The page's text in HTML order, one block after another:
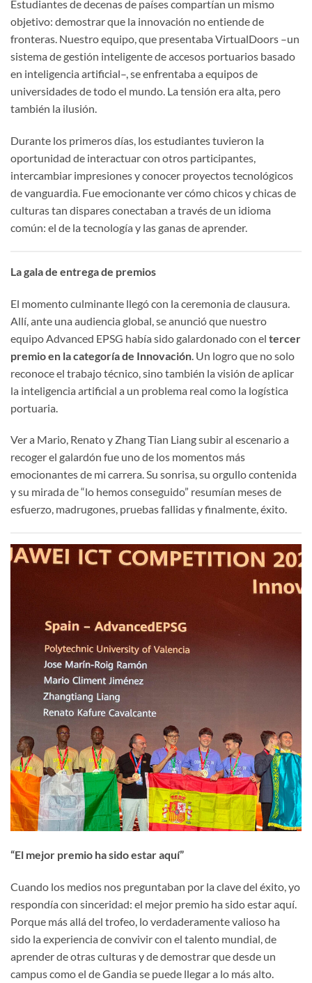
Estudiantes de decenas de países compartían un mismo
objetivo: demostrar que la innovación no entiende de
fronteras. Nuestro equipo, que presentaba VirtualDoors –un
sistema de gestión inteligente de accesos portuarios basado
en inteligencia artificial–, se enfrentaba a equipos de
universidades de todo el mundo. La tensión era alta, pero
también la ilusión.
Durante los primeros días, los estudiantes tuvieron la
oportunidad de interactuar con otros participantes,
intercambiar impresiones y conocer proyectos tecnológicos
de vanguardia. Fue emocionante ver cómo chicos y chicas de
culturas tan dispares conectaban a través de un idioma
común: el de la tecnología y las ganas de aprender.
La gala de entrega de premios
El momento culminante llegó con la ceremonia de clausura.
Allí, ante una audiencia global, se anunció que nuestro
equipo Advanced EPSG había sido galardonado con el tercer
premio en la categoría de Innovación . Un logro que no solo
reconoce el trabajo técnico, sino también la visión de aplicar
la inteligencia artificial a un problema real como la logística
portuaria.
Ver a Mario, Renato y Zhang Tian Liang subir al escenario a
recoger el galardón fue uno de los momentos más
emocionantes de mi carrera. Su sonrisa, su orgullo contenida
y su mirada de “lo hemos conseguido” resumían meses de
esfuerzo, madrugones, pruebas fallidas y finalmente, éxito.
“El mejor premio ha sido estar aquí”
Cuando los medios nos preguntaban por la clave del éxito, yo
respondía con sinceridad: el mejor premio ha sido estar aquí.
Porque más allá del trofeo, lo verdaderamente valioso ha
sido la experiencia de convivir con el talento mundial, de
aprender de otras culturas y de demostrar que desde un
campus como el de Gandia se puede llegar a lo más alto.